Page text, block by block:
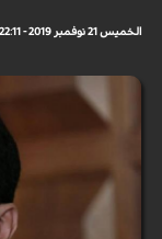
الخميس 21 نوفمبر 2019 - 22:11 بتوقيت مكة